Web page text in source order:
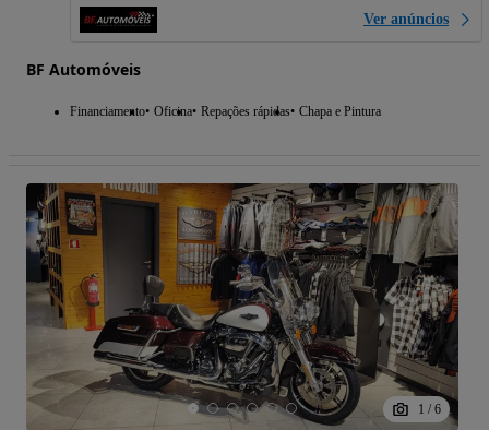
Ver anúncios
BF Automóveis
Financiamento Oficina Repações rápidas Chapa e Pintura
1 / 6